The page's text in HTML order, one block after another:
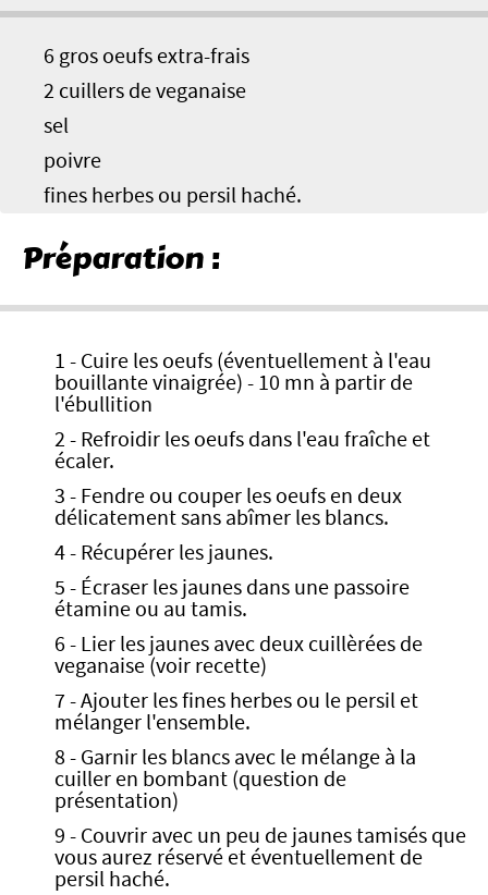
6 gros oeufs extra-frais
2 cuillers de veganaise
sel
poivre
fines herbes ou persil haché.
Préparation :
1 - Cuire les oeufs (éventuellement à l'eau
bouillante vinaigrée) - 10 mn à partir de
l'ébullition
2 - Refroidir les oeufs dans l'eau fraîche et
écaler.
3 - Fendre ou couper les oeufs en deux
délicatement sans abîmer les blancs.
4 - Récupérer les jaunes.
5 - Écraser les jaunes dans une passoire
étamine ou au tamis.
6 - Lier les jaunes avec deux cuillèrées de
veganaise (voir recette)
7 - Ajouter les fines herbes ou le persil et
mélanger l'ensemble.
8 - Garnir les blancs avec le mélange à la
cuiller en bombant (question de
présentation)
9 - Couvrir avec un peu de jaunes tamisés que
vous aurez réservé et éventuellement de
persil haché.